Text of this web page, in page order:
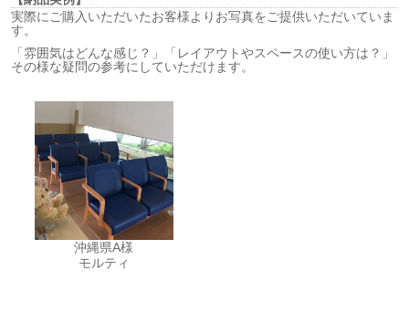
実際にご購入いただいたお客様よりお写真をご提供いただいていま
す。
「雰囲気はどんな感じ？」「レイアウトやスペースの使い方は？」
その様な疑問の参考にしていただけます。
沖縄県A様
モルティ